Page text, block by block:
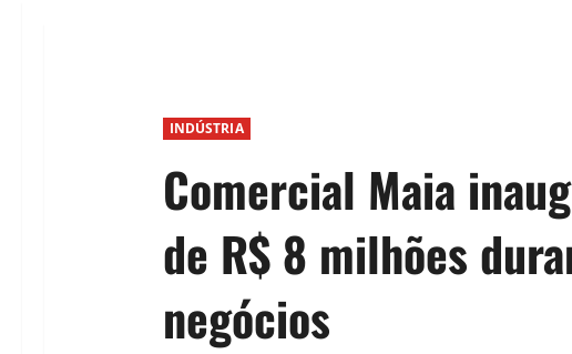
INDÚSTRIA
Comercial Maia
de R$ 8 milhões
negócios